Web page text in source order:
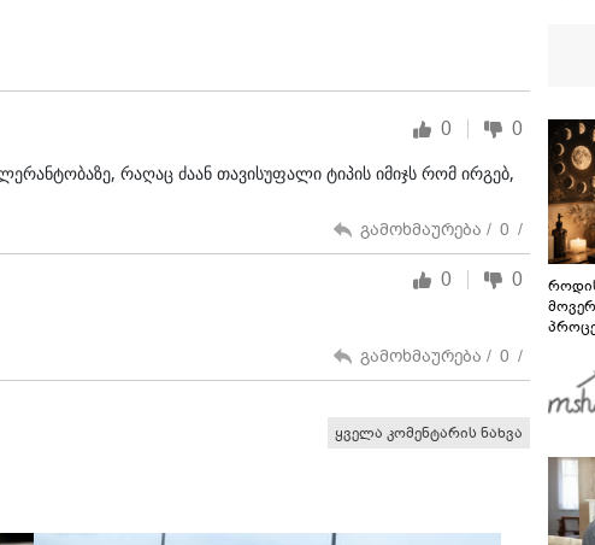
0 0
რაღაც ძაან თავისუფალი ტიპის იმიჯს რომ ირგებ,
გამოხმაურება / 0 /
0 0
გამოხმაურება / 0 /
ყველა კომენტარის ნახვა